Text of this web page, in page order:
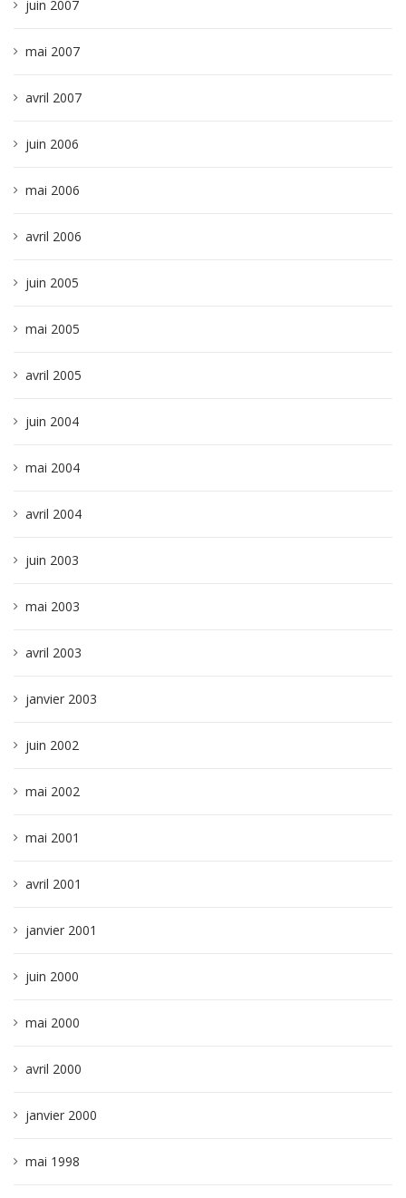
juin 2007
mai 2007
avril 2007
juin 2006
mai 2006
avril 2006
juin 2005
mai 2005
avril 2005
juin 2004
mai 2004
avril 2004
juin 2003
mai 2003
avril 2003
janvier 2003
juin 2002
mai 2002
mai 2001
avril 2001
janvier 2001
juin 2000
mai 2000
avril 2000
janvier 2000
mai 1998